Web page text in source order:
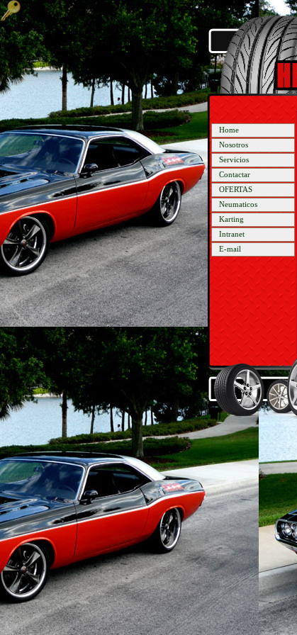
Home
Nosotros
Servicios
Contactar
OFERTAS
Neumaticos
Karting
Intranet
E-mail